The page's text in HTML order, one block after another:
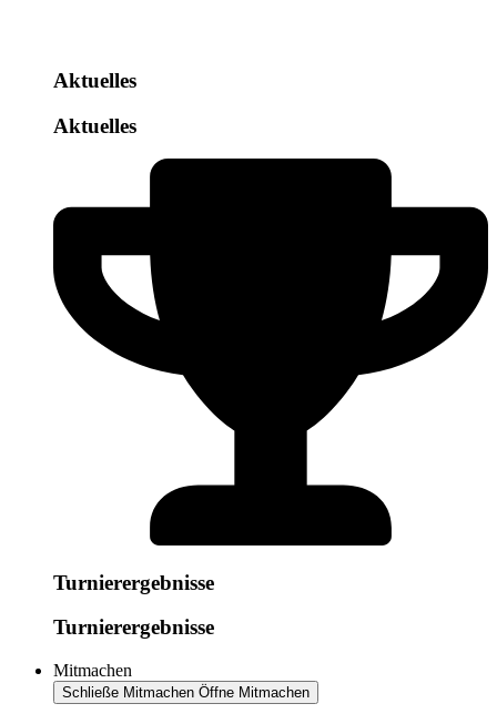
Aktuelles
Aktuelles
Turnierergebnisse
Turnierergebnisse
Mitmachen
Schließe Mitmachen Öffne Mitmachen